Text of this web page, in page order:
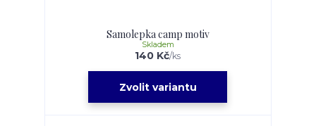
Samolepka camp motiv
140 Kč/ks
Skladem
Zvolit variantu